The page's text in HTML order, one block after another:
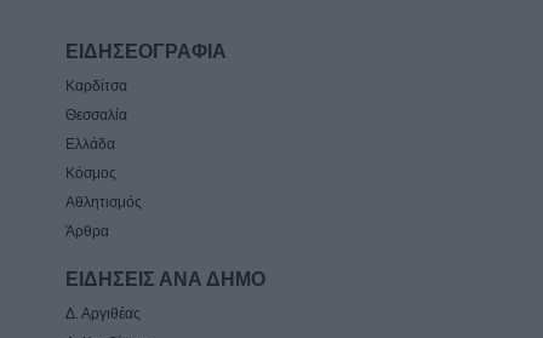
ΕΙΔΗΣΕΟΓΡΑΦΙΑ
Καρδίτσα
Θεσσαλία
Ελλάδα
Κόσμος
Αθλητισμός
Άρθρα
ΕΙΔΗΣΕΙΣ ΑΝΑ ΔΗΜΟ
Δ. Αργιθέας